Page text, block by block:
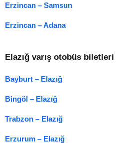
Erzincan – Samsun
Erzincan – Adana
Elazığ varış otobüs biletleri
Bayburt – Elazığ
Bingöl – Elazığ
Trabzon – Elazığ
Erzurum – Elazığ